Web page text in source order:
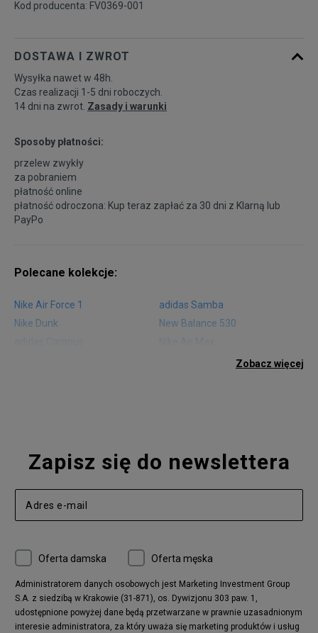
Kod producenta: FV0369-001
DOSTAWA I ZWROT
Wysyłka nawet w 48h.
Czas realizacji 1-5 dni roboczych.
14 dni na zwrot. Zasady i warunki
Sposoby płatności:
przelew zwykły
za pobraniem
płatność online
płatność odroczona: Kup teraz zapłać za 30 dni z Klarną lub
PayPo
Polecane kolekcje:
Nike Air Force 1
adidas Samba
Nike Dunk
New Balance 530
Air Jordan 1
New Balance 327
adidas Handball Spezial
Birkenstock Arizona
Nike Air Max 270
New Balance CT302
adidas Ozelia
Nike Air More Uptempo
adidas Stan Smith
Puma Mayze
Reebok Club C
New Balance 2002
adidas NMD
Converse Run Star Hike
Nike Air Max Pulse
Zobacz więcej
Zapisz się do newslettera
Oferta damska Oferta męska
Administratorem danych osobowych jest Marketing Investment Group
S.A. z siedzibą w Krakowie (31-871), os. Dywizjonu 303 paw. 1,
udostępnione powyżej dane będą przetwarzane w prawnie uzasadnionym
interesie administratora, za który uważa się marketing produktów i usług